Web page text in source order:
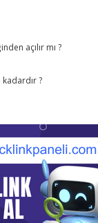
açılır mı ?
?